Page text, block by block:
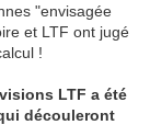
"envisagée
et LTF ont jugé
!
LTF a été
découleront